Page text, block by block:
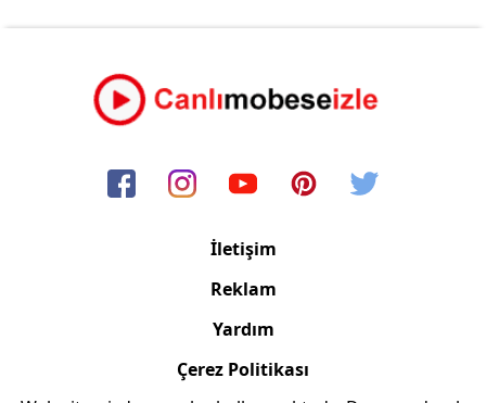
İletişim
Reklam
Yardım
Çerez Politikası